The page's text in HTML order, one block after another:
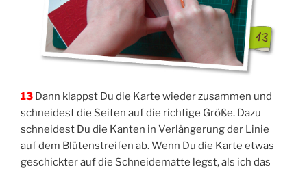
13 Dann klappst Du die Kar­te wie­der zusam­men und
schnei­dest die Sei­ten auf die rich­ti­ge Grö­ße. Dazu
schnei­dest Du die Kan­ten in Ver­län­ge­rung der Linie
auf dem Blü­ten­strei­fen ab. Wenn Du die Kar­te etwas
geschick­ter auf die Schnei­de­mat­te legst, als ich das